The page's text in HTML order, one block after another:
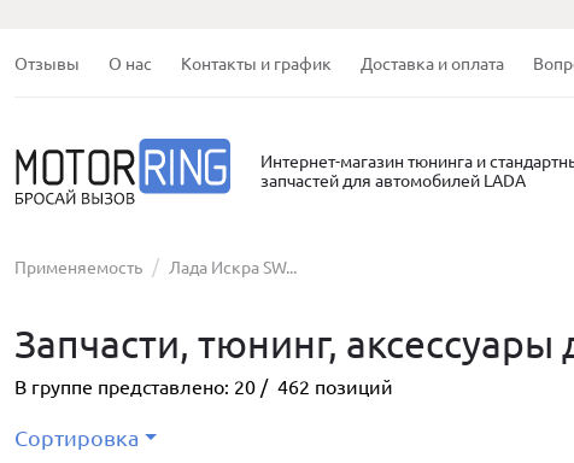
Отзывы О нас Контакты и график Доставка и оплата
Интернет-магазин тюнинга и
запчастей для автомобилей LADA
Применяемость Лада Искра SW...
Запчасти, тюнинг,
В группе представлено: 20 / 462 позиций
Сортировка